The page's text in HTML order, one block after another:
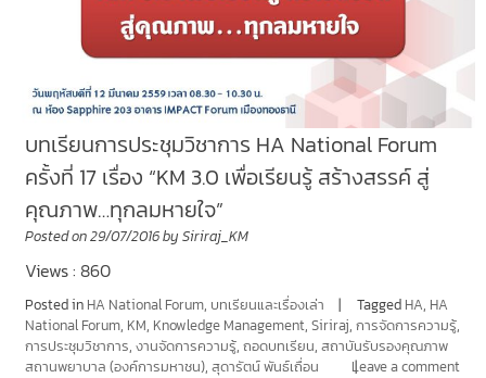
บทเรียนการประชุมวิชาการ HA National Forum
ครั้งที่ 17 เรื่อง “KM 3.0 เพื่อเรียนรู้ สร้างสรรค์ สู่
คุณภาพ…ทุกลมหายใจ”
Posted on29/07/2016by Siriraj_KM
Views : 860
Posted in HA National Forum, บทเรียนและเรื่องเล่า Tagged HA, HA
National Forum, KM, Knowledge Management, Siriraj, การจัดการความรู้,
การประชุมวิชาการ, งานจัดการความรู้, ถอดบทเรียน, สถาบันรับรองคุณภาพ
สถานพยาบาล (องค์การมหาชน), สุดารัตน์ พันธ์เถื่อน Leave a comment